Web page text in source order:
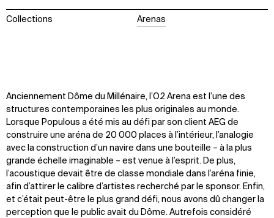
Collections Arenas
Anciennement Dôme du Millénaire, l’O2 Arena est l’une des
structures contemporaines les plus originales au monde.
Lorsque Populous a été mis au défi par son client AEG de
construire une aréna de 20 000 places à l’intérieur, l’analogie
avec la construction d’un navire dans une bouteille – à la plus
grande échelle imaginable – est venue à l’esprit. De plus,
l’acoustique devait être de classe mondiale dans l’aréna finie,
afin d’attirer le calibre d’artistes recherché par le sponsor. Enfin,
et c’était peut-être le plus grand défi, nous avons dû changer la
perception que le public avait du Dôme. Autrefois considéré